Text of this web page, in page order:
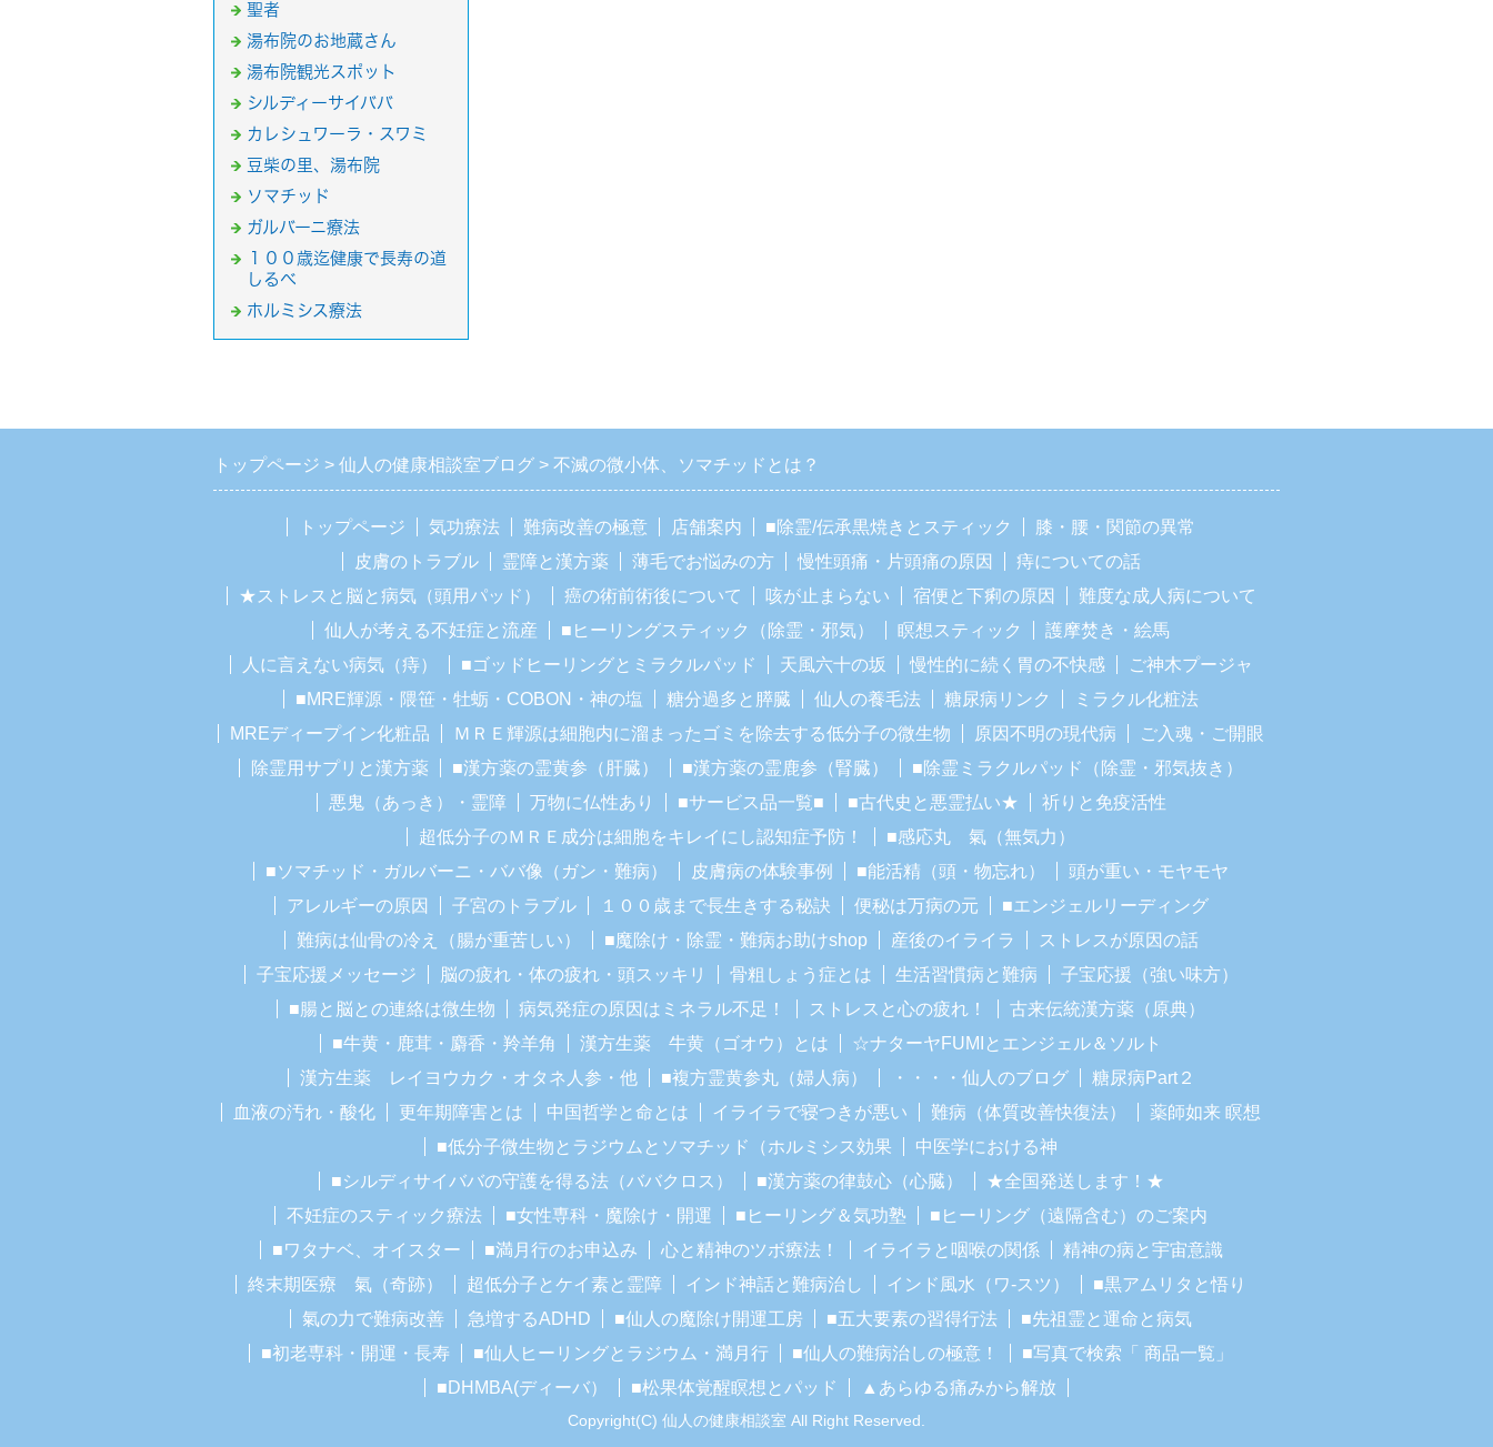
聖者
湯布院のお地蔵さん
湯布院観光スポット
シルディーサイババ
カレシュワーラ・スワミ
豆柴の里、湯布院
ソマチッド
ガルバーニ療法
１００歳迄健康で長寿の道
しるべ
ホルミシス療法
トップページ 仙人の健康相談室ブログ 不滅の微小体、ソマチッドとは？
トップページ 気功療法 難病改善の極意 店舗案内 ■除霊/伝承黒焼きとスティック
膝・腰・関節の異常
皮膚のトラブル
霊障と漢方薬 薄毛でお悩みの方 慢性頭痛・片頭痛の原因
痔についての話
★ストレスと脳と病気（頭用パッド）
癌の術前術後について 咳が止まらない 宿便と下痢の原因
難度な成人病について
仙人が考える不妊症と流産
■ヒーリングスティック（除霊・邪気） 瞑想スティック
護摩焚き・絵馬
人に言えない病気（痔）
■ゴッドヒーリングとミラクルパッド 天風六十の坂 慢性的に続く胃の不快感
ご神木プージャ
■MRE輝源・隈笹・牡蛎・COBON・神の塩
糖分過多と膵臓 仙人の養毛法 糖尿病リンク
ミラクル化粧法
MREディープイン化粧品
ＭＲＥ輝源は細胞内に溜まったゴミを除去する低分子の微生物 原因不明の現代病
ご入魂・ご開眼
除霊用サプリと漢方薬
■漢方薬の霊黄参（肝臓） ■漢方薬の霊鹿参（腎臓）
■除霊ミラクルパッド（除霊・邪気抜き）
悪鬼（あっき）・霊障
万物に仏性あり ■サービス品一覧■ ■古代史と悪霊払い★
祈りと免疫活性
超低分子のＭＲＥ成分は細胞をキレイにし認知症予防！
■感応丸 氣（無気力）
■ソマチッド・ガルバーニ・ババ像（ガン・難病）
皮膚病の体験事例 ■能活精（頭・物忘れ）
頭が重い・モヤモヤ
アレルギーの原因
子宮のトラブル １００歳まで長生きする秘訣 便秘は万病の元
■エンジェルリーディング
難病は仙骨の冷え（腸が重苦しい）
■魔除け・除霊・難病お助けshop 産後のイライラ
ストレスが原因の話
子宝応援メッセージ
脳の疲れ・体の疲れ・頭スッキリ 骨粗しょう症とは 生活習慣病と難病
子宝応援（強い味方）
■腸と脳との連絡は微生物
病気発症の原因はミネラル不足！ ストレスと心の疲れ！
古来伝統漢方薬（原典）
■牛黄・鹿茸・麝香・羚羊角
漢方生薬 牛黄（ゴオウ）とは
☆ナターヤFUMIとエンジェル＆ソルト
漢方生薬 レイヨウカク・オタネ人参・他
■複方霊黄参丸（婦人病） ・・・・仙人のブログ
糖尿病Part２
血液の汚れ・酸化
更年期障害とは 中国哲学と命とは イライラで寝つきが悪い 難病（体質改善快復法）
薬師如来 瞑想
■低分子微生物とラジウムとソマチッド（ホルミシス効果
中医学における神
■シルディサイババの守護を得る法（ババクロス）
■漢方薬の律鼓心（心臓）
★全国発送します！★
不妊症のスティック療法
■女性専科・魔除け・開運 ■ヒーリング＆気功塾
■ヒーリング（遠隔含む）のご案内
■ワタナベ、オイスター
■満月行のお申込み 心と精神のツボ療法！ イライラと咽喉の関係
精神の病と宇宙意識
終末期医療 氣（奇跡）
超低分子とケイ素と霊障 インド神話と難病治し インド風水（ワ-スツ）
■黒アムリタと悟り
氣の力で難病改善
急増するADHD ■仙人の魔除け開運工房 ■五大要素の習得行法
■先祖霊と運命と病気
■初老専科・開運・長寿
■仙人ヒーリングとラジウム・満月行 ■仙人の難病治しの極意！
■写真で検索「 商品一覧」
■DHMBA(ディーバ）
■松果体覚醒瞑想とパッド ▲あらゆる痛みから解放
Copyright(C) 仙人の健康相談室 All Right Reserved.